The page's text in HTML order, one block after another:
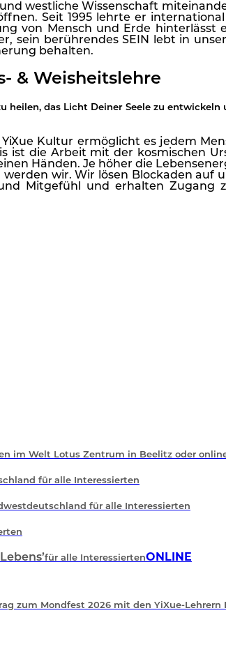
westliche Wissenschaft
Seit 1995 lehrte er
von Mensch und Erde hinterlässt
sein berührendes SEIN lebt in
behalten.
& Weisheitslehre
heilen, das Licht Deiner Seele zu
Kultur ermöglicht es jedem
ist die Arbeit mit der kosmischen
Händen. Je höher die
wir. Wir lösen Blockaden auf
Mitgefühl und erhalten Zugang
im Welt Lotus Zentrum in Beelitz oder
für alle Interessierten
für alle Interessierten
für alle InteressiertenONLINE
zum Mondfest 2026 mit den YiXue-Lehrern